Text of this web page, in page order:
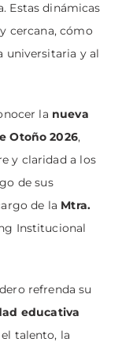
Estas dinámicas
cercana, cómo
universitaria y al
la nueva
Otoño 2026,
y claridad a los
de sus
de la Mtra.
Institucional
refrenda su
educativa
talento, la